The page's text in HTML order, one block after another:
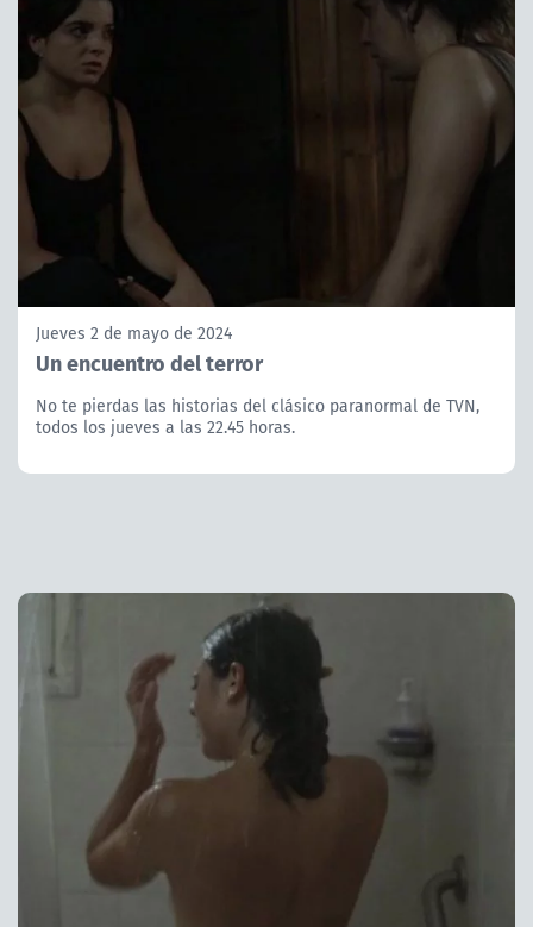
Jueves 2 de mayo de 2024
Un encuentro del terror
No te pierdas las historias del clásico paranormal de TVN,
todos los jueves a las 22.45 horas.